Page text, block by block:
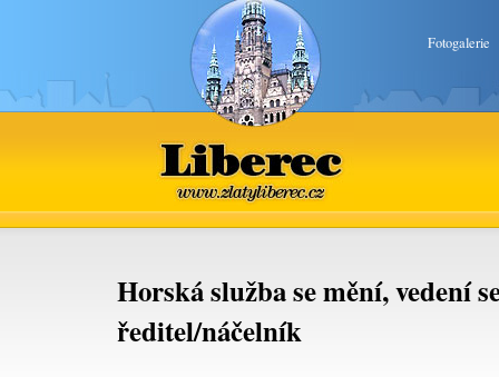
Fotogalerie
Liberec
www.zlatyliberec.cz
Horská služba se mění, vedení
ředitel/náčelník